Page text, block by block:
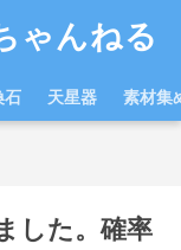
ゃんねる
石 天星器 素材集
した。確率